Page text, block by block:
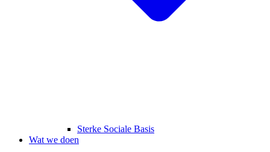
Sterke Sociale Basis
Wat we doen